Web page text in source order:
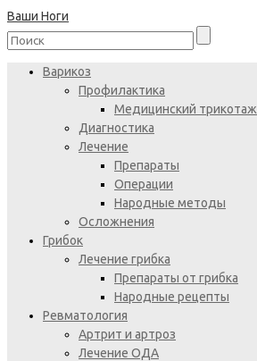
Ваши Ноги
Варикоз
Профилактика
Медицинский трикотаж
Диагностика
Лечение
Препараты
Операции
Народные методы
Осложнения
Грибок
Лечение грибка
Препараты от грибка
Народные рецепты
Ревматология
Артрит и артроз
Лечение ОДА